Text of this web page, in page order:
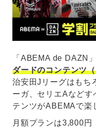
「ABEMA de DAZN」
ダードのコンテンツ
治安田Jリーグはもち
ーガ、セリエAなど
テンツがABEMAで楽
月額プランは3,800